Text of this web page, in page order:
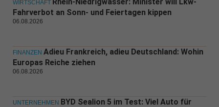
WIRTSCHAFT
Fahrverbot an Sonn- und Feiertagen kippen
06.08.2026
FINANZEN Adieu Frankreich, adieu Deutschland: Wohin
Europas Reiche ziehen
06.08.2026
UNTERNEHMEN BYD Sealion 5 im Test: Viel Auto für